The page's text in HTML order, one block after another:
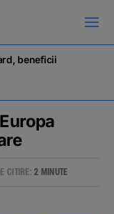
beneficii
CITIRE:2 MINUTE